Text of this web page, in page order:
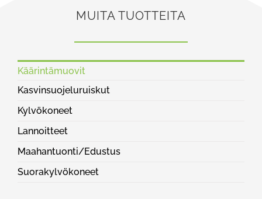
MUITA TUOTTEITA
Käärintämuovit
Kasvinsuojeluruiskut
Kylvökoneet
Lannoitteet
Maahantuonti/Edustus
Suorakylvökoneet